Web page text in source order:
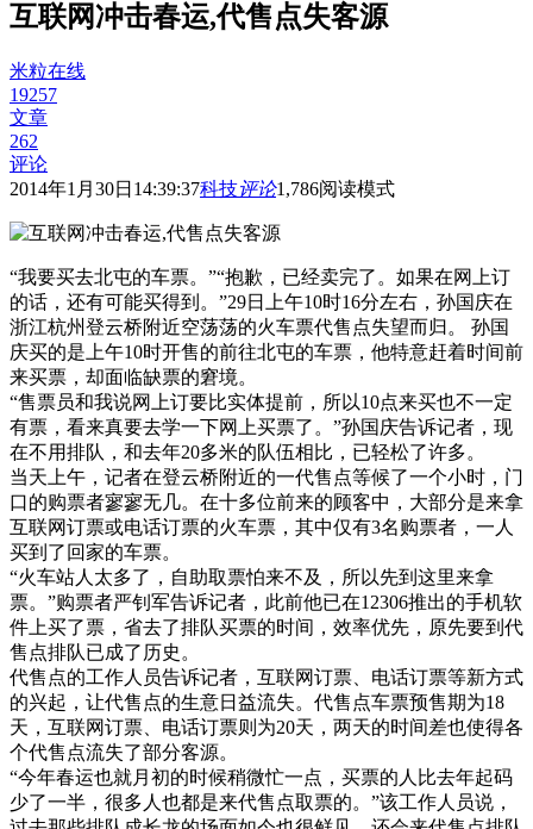
互联网冲击春运,代售点失客源
米粒在线
19257
文章
262
评论
2014年1月30日14:39:37科技评论1,786阅读模式
“我要买去北屯的车票。”“抱歉，已经卖完了。如果在网上订
的话，还有可能买得到。”29日上午10时16分左右，孙国庆在
浙江杭州登云桥附近空荡荡的火车票代售点失望而归。 孙国
庆买的是上午10时开售的前往北屯的车票，他特意赶着时间前
来买票，却面临缺票的窘境。
“售票员和我说网上订要比实体提前，所以10点来买也不一定
有票，看来真要去学一下网上买票了。”孙国庆告诉记者，现
在不用排队，和去年20多米的队伍相比，已轻松了许多。
当天上午，记者在登云桥附近的一代售点等候了一个小时，门
口的购票者寥寥无几。在十多位前来的顾客中，大部分是来拿
互联网订票或电话订票的火车票，其中仅有3名购票者，一人
买到了回家的车票。
“火车站人太多了，自助取票怕来不及，所以先到这里来拿
票。”购票者严钊军告诉记者，此前他已在12306推出的手机软
件上买了票，省去了排队买票的时间，效率优先，原先要到代
售点排队已成了历史。
代售点的工作人员告诉记者，互联网订票、电话订票等新方式
的兴起，让代售点的生意日益流失。代售点车票预售期为18
天，互联网订票、电话订票则为20天，两天的时间差也使得各
个代售点流失了部分客源。
“今年春运也就月初的时候稍微忙一点，买票的人比去年起码
少了一半，很多人也都是来代售点取票的。”该工作人员说，